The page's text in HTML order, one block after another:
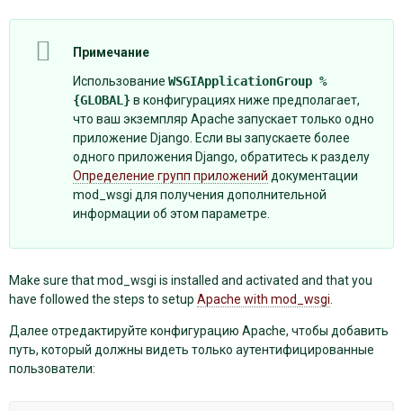
Примечание
Использование WSGIApplicationGroup %
{GLOBAL}в конфигурациях ниже предполагает,
что ваш экземпляр Apache запускает только одно
приложение Django. Если вы запускаете более
одного приложения Django, обратитесь к разделу
Определение групп приложений документации
mod_wsgi для получения дополнительной
информации об этом параметре.
Make sure that mod_wsgi is installed and activated and that you
have followed the steps to setup Apache with mod_wsgi
Далее отредактируйте конфигурацию Apache, чтобы добавить
путь, который должны видеть только аутентифицированные
пользователи: